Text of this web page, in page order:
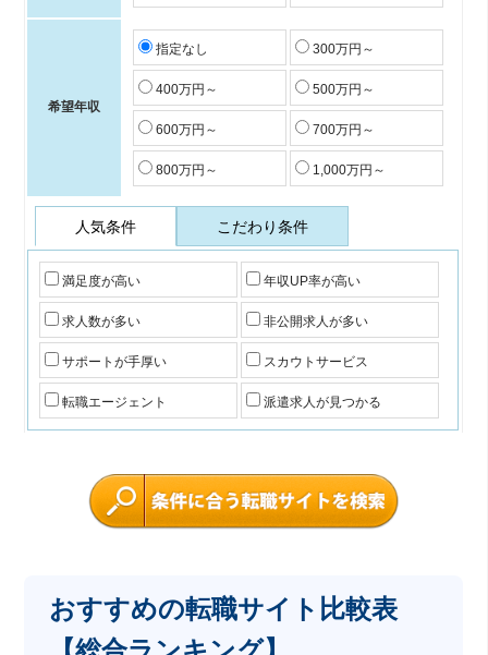
希望年収
指定なし 300万円～
400万円～ 500万円～
600万円～ 700万円～
800万円～ 1,000万円～
人気条件 こだわり条件
満足度が高い 年収UP率が高い
求人数が多い 非公開求人が多い
サポートが手厚い スカウトサービス
転職エージェント 派遣求人が見つかる
おすすめの転職サイト比較表